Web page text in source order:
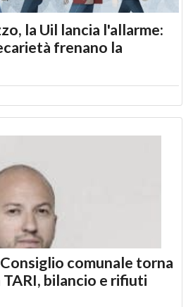
la Uil lancia l'allarme:
frenano la
comunale torna
TARI, bilancio e rifiuti